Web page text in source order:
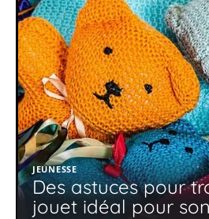
JEUNESSE
Des astuces pour
jouet idéal pour